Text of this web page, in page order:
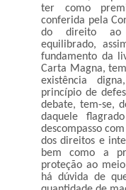
ter como
conferida pela
do direito ao
equilibrado,
fundamento da
Carta Magna,
existência
princípio de
debate, tem-se,
daquele
descompasso
dos direitos e
bem como a
proteção ao
há dúvida de